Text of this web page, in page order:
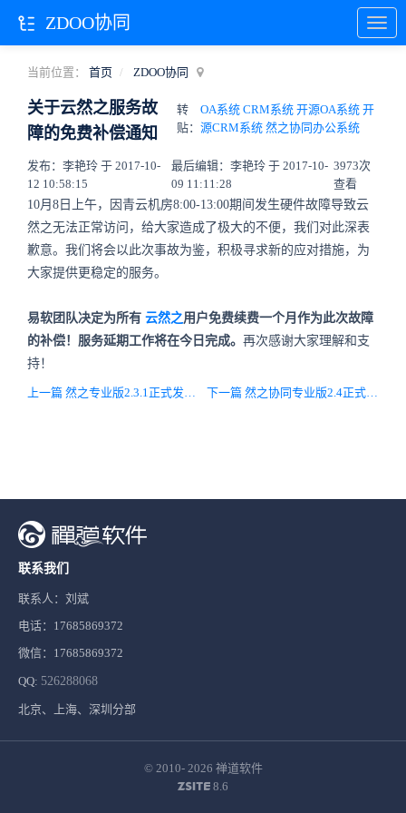
当前位置： 首页 ZDOO协同
关于云然之服务故
障的免费补偿通知
转
贴：
OA系统 CRM系统 开源OA系统 开
源CRM系统 然之协同办公系统
发布：李艳玲 于 2017-10-
12 10:58:15
最后编辑：李艳玲 于 2017-10-
09 11:11:28
3973次
查看
10月8日上午，因青云机房8:00-13:00期间发生硬件故障导致云
然之无法正常访问，给大家造成了极大的不便，我们对此深表
歉意。我们将会以此次事故为鉴，积极寻求新的应对措施，为
大家提供更稳定的服务。
易软团队决定为所有 云然之用户免费续费一个月作为此次故障
的补偿！服务延期工作将在今日完成。 再次感谢大家理解和支
持！
上一篇 然之专业版2.3.1正式发布，主要兼容开源版4.5.stable 下一篇 然之协同专业版2.4正式发布！新增发票管理，完善阿米巴，完善细节
ZDOO协同
联系我们
联系人：刘斌
电话：17685869372
微信：17685869372
QQ: 526288068
北京、上海、深圳分部
© 2010- 2026 禅道软件
8.6